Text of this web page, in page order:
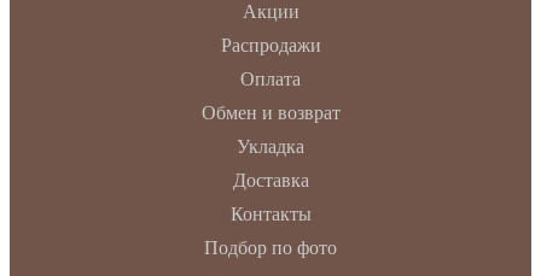
Акции
Распродажи
Оплата
Обмен и возврат
Укладка
Доставка
Контакты
Подбор по фото